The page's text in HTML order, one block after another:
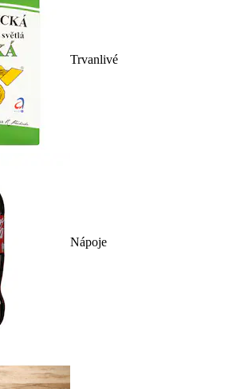
Trvanlivé
Nápoje